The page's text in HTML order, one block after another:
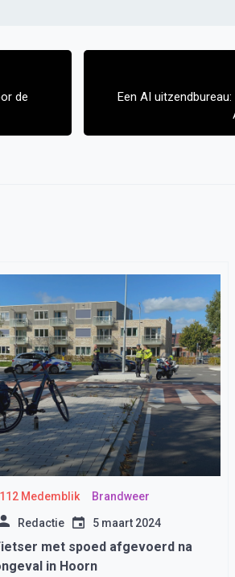
de
Een AI
112 Medemblik Brandweer
Redactie 5 maart 2024
met spoed afgevoerd na
in Hoorn